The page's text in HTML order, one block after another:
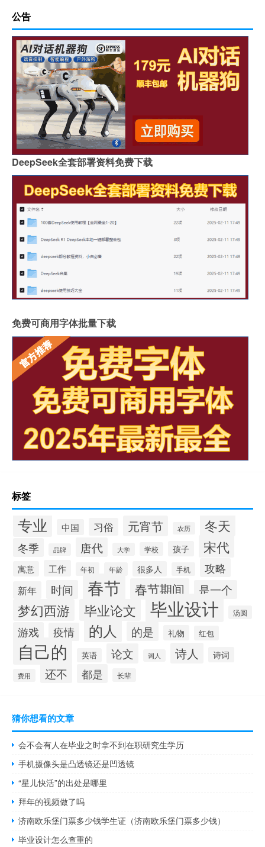
公告
DeepSeek全套部署资料免费下载
免费可商用字体批量下载
标签
专业 中国 习俗 元宵节 农历 冬天
冬季 品牌 唐代 大学 学校 孩子 宋代
寓意 工作 年初 年龄 很多人 手机 攻略
新年 时间 春节 春节期间 是一个
梦幻西游 毕业论文 毕业设计 汤圆
游戏 疫情 的人 的是 礼物 红包
自己的 英语 论文 词人 诗人 诗词
费用 还不 都是 长辈
猜你想看的文章
会不会有人在毕业之时拿不到在职研究生学历
手机摄像头是凸透镜还是凹透镜
“星儿快活”的出处是哪里
拜年的视频做了吗
济南欧乐堡门票多少钱学生证（济南欧乐堡门票多少钱）
毕业设计怎么查重的